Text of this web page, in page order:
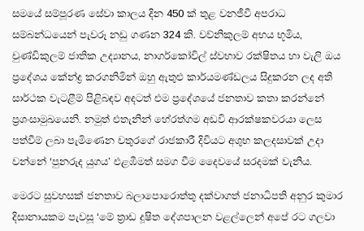
සමයේ සම්පූරණ සේවා කාලය දින 450 ක් තුළ වනජීවී අපරාධ
සම්බන්ධයෙන් පැවරූ නඩු ගණන 324 කි. වව්නිකුලම් අභය භූමිය,
චුණ්ඩිකුලම් ජාතික උද්‍යානය, නාගර්කෝවිල් ස්වභාව රක්ෂිතය හා වැලි ඔය
ප්‍රදේශය කේන්ද්‍ර කරගනිමින් ඔහු ඇතුළු කාර්යමණ්ඩලය සිදුකරන ලද අති
සාර්ථක වැටළීම් පිළිබඳව අදටත් එම ප්‍රදේශයේ ජනතාව කතා කරන්නේ
ප්‍රශංසාමුඛයෙනි. නමුත් එතැනින් හේරත්ගම අඩවි ආරක්ෂකවරයා ලෙස
පත්වීම් ලබා පැමිණෙන චතුරගේ රාජකාරී දිවියට අශුභ කලදසාවක් උදා
වන්නේ ‘පුනරුද යුගය’ එළඹීමත් සමග වීම දෛවයේ සරදමක් වැනිය.
මෙරට සුවහසක් ජනතාව බලාපොරොත්තු දක්වාගත් ජනාධිපති අනුර කුමාර
දිසානායකම පැවසූ ‘මේ ත්‍රාඩ දූෂිත දේශපාලන වළල්ලෙන් අපේ රට ගලවා